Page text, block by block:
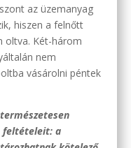
az üzemanyag
hiszen a felnőtt
oltva. Két-három
nem
vásárolni péntek
feltételeit: a